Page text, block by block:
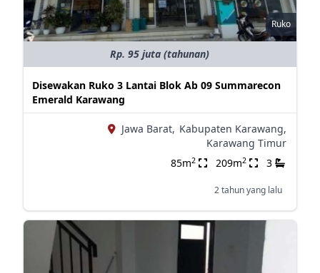
Ruko
Rp. 95 juta (tahunan)
Disewakan Ruko 3 Lantai Blok Ab 09 Summarecon
Emerald Karawang
Jawa Barat, Kabupaten Karawang,
Karawang Timur
85m2 209m2 3
2 tahun yang lalu